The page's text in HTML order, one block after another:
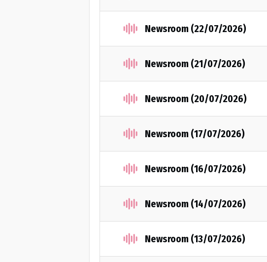
Newsroom (22/07/2026)
Newsroom (21/07/2026)
Newsroom (20/07/2026)
Newsroom (17/07/2026)
Newsroom (16/07/2026)
Newsroom (14/07/2026)
Newsroom (13/07/2026)